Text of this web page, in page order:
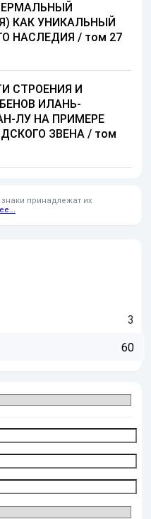
КАК УНИКАЛЬНЫЙ
НАСЛЕДИЯ / том 27
СТРОЕНИЯ И
ИЛАНЬ-
ЛУ НА ПРИМЕРЕ
ЗВЕНА / том
принадлежат их
3
60